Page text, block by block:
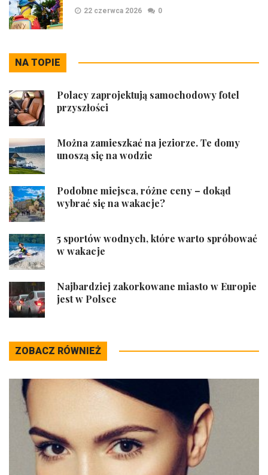
22 czerwca 2026 0
NA TOPIE
Polacy zaprojektują samochodowy fotel
przyszłości
Można zamieszkać na jeziorze. Te domy
unoszą się na wodzie
Podobne miejsca, różne ceny – dokąd
wybrać się na wakacje?
5 sportów wodnych, które warto spróbować
w wakacje
Najbardziej zakorkowane miasto w Europie
jest w Polsce
ZOBACZ RÓWNIEŻ